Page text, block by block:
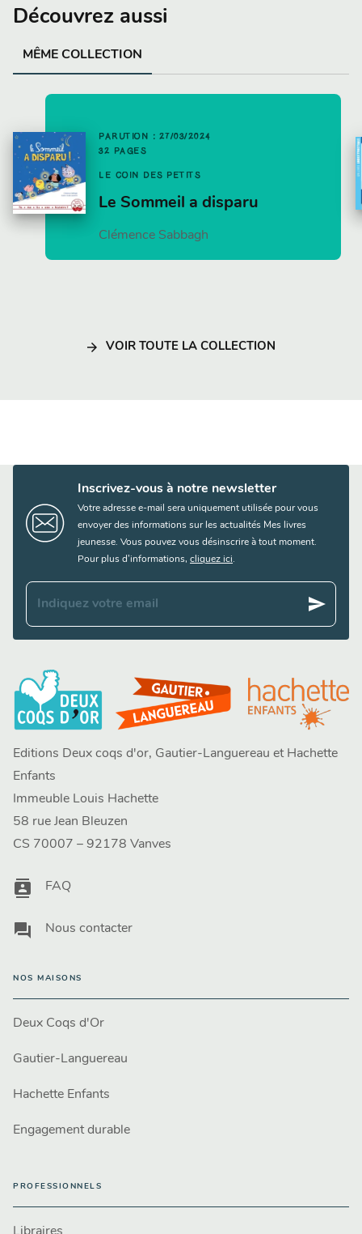
Découvrez aussi
MÊME COLLECTION
PARUTION : 27/03/2024
32 PAGES
LE COIN DES PETITS
Le Sommeil a disparu
Clémence Sabbagh
arrow_forward VOIR TOUTE LA COLLECTION
Inscrivez-vous à notre newsletter
Votre adresse e-mail sera uniquement utilisée pour vous
envoyer des informations sur les actualités Mes livres
jeunesse. Vous pouvez vous désinscrire à tout moment.
Pour plus d’informations, cliquez ici.
Indiquez votre email send
Editions Deux coqs d'or, Gautier-Languereau et Hachette
Enfants
Immeuble Louis Hachette
58 rue Jean Bleuzen
CS 70007 – 92178 Vanves
contacts FAQ
question_answer Nous contacter
NOS MAISONS
Deux Coqs d'Or
Gautier-Languereau
Hachette Enfants
Engagement durable
PROFESSIONNELS
Libraires